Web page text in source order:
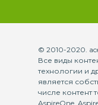
© 2010-2020.
Все виды
технологии и
является
числе контент
AspireOne,